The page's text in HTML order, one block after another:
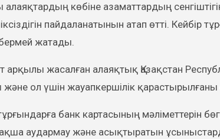
алаяқтардың көбіне азаматтардың
пайдаланатынын атап өтті. Кейбір
жатады.
арқылы жасалған алаяқтық Қазақстан
ол үшін жауапкершілік
банк картасының мәліметтерін
аудармау және асықтыратын